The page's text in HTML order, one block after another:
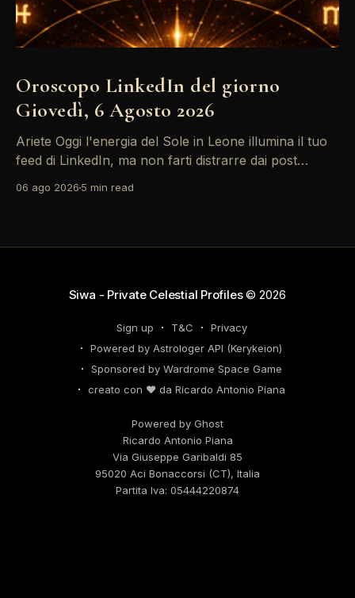
Oroscopo LinkedIn del giorno
Giovedì, 6 Agosto 2026
Ariete Oggi l'energia del Sole in Leone illumina il tuo
feed di LinkedIn, ma non farti distrarre dai post
tuoi desideri professionali! Giove ti spinge verso il
06 ago 2026 5 min read
Siwa - Private Celestial Profiles© 2026
Sign up T&C
Privacy
Powered by Astrologer API (Kerykeion)
Sponsored by Wardrome Space Game
creato con ❤️ da Ricardo Antonio Piana
Powered by Ghost
Ricardo Antonio Piana
Via Giuseppe Garibaldi 85
95020 Aci Bonaccorsi (CT), Italia
Partita Iva: 05444220874